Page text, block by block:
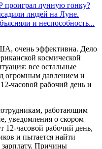
лунную гонку?
людей на Луне.
и неспособность...
очень эффективна. Дело
космической
все остальные
огромным давлением и
часовой рабочий день и
работающим
уведомления о скором
12-часовой рабочий день,
и пытается найти
Причины